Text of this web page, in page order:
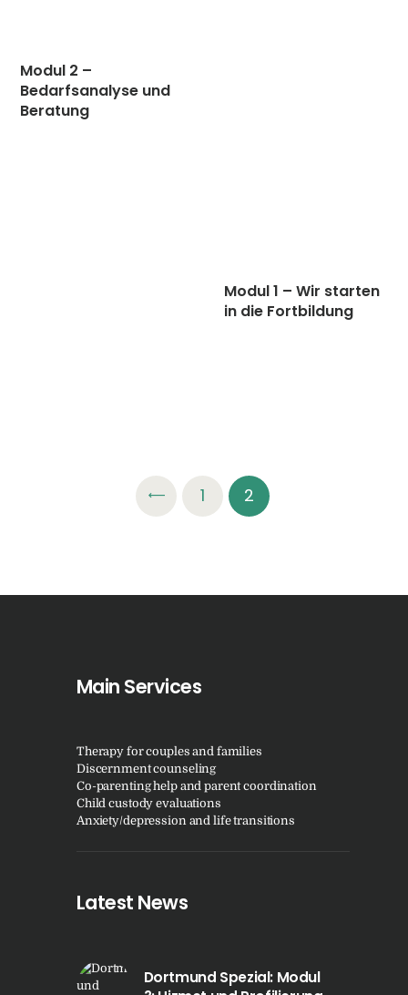
Modul 2 –
Bedarfsanalyse und
Beratung
Modul 1 – Wir starten
in die Fortbildung
Seitennummerierung
PAGE
1 PAGE
2
Main Services
Therapy for couples and families
Discernment counseling
Co-parenting help and parent coordination
Child custody evaluations
Anxiety/depression and life transitions
Latest News
Dortmund Spezial: Modul